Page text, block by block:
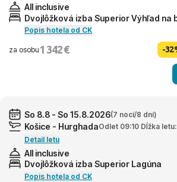
All inclusive
Dvojlôžková izba Superior Výhľad na
Popis hotela od CK
za osobu 1 342 € -
So 8.8 - So 15.8.2026(7 nocí/8 dní)
Košice - HurghadaOdlet 09:10 Dĺžka
Detail letu
All inclusive
Dvojlôžková izba Superior Lagúna
Popis hotela od CK